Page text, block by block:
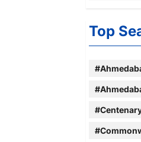
Top